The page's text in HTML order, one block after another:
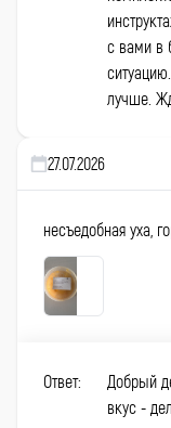
с вами в
лучше.
27.07.2026
несъедобная уха,
Ответ:
Добрый
вкус -